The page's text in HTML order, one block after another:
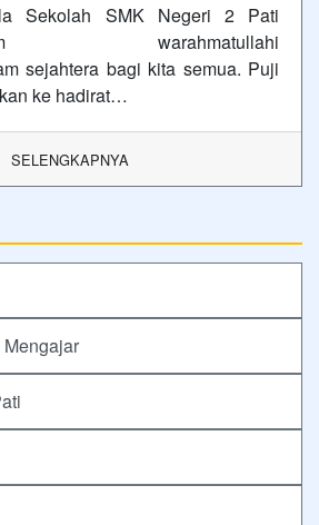
Sekolah SMK Negeri 2 Pati
warahmatullahi
sejahtera bagi kita semua. Puji
ke hadirat…
SELENGKAPNYA